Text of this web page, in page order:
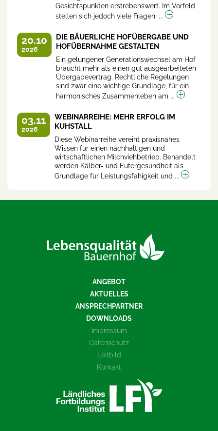
Gesichtspunkten erstrebenswert. Im Vorfeld
stellen sich jedoch viele Fragen. ...
20.10
2026
DIE BÄUERLICHE HOFÜBERGABE UND
HOFÜBERNAHME GESTALTEN
Ein gelungener Generationswechsel am Hof
braucht mehr als einen gut ausgearbeiteten
Übergabevertrag. Rechtliche Regelungen
sind zwar eine wichtige Grundlage, für ein
harmonisches Zusammenleben am ...
03.11
2026
WEBINARREIHE: MEHR ERFOLG IM
KUHSTALL
Diese Webinarreihe vereint praxisnahes
Wissen für einen nachhaltigen und
wirtschaftlichen Milchviehbetrieb. Behandelt
werden Kälber- und Eutergesundheit als
Grundlage für Leistungsfähigkeit und ...
ANGEBOT
AKTUELLES
ANSPRECHPARTNER
DOWNLOADS
Impressum
Datenschutz
Leitbild
Kontakt